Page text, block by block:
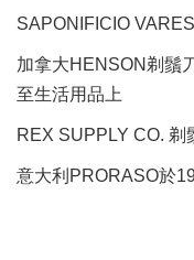
SAPONIFICIO
加拿大HENSON剃鬚
至生活用品上
REX SUPPLY CO. 剃
意大利PRORASO於